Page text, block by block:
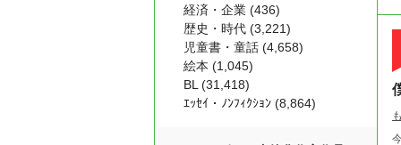
経済・企業 (436)
歴史・時代 (3,221)
児童書・童話 (4,658)
絵本 (1,045)
BL (31,418)
ｴｯｾｲ・ﾉﾝﾌｨｸｼｮﾝ (8,864)